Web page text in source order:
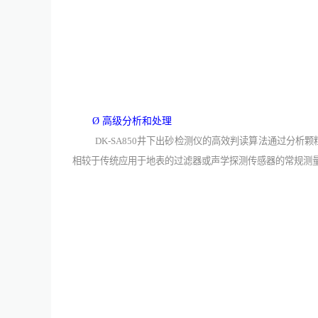
Ø ⾼级分析和处理
DK-SA850井下出砂检测仪的高效判读算法通过分析
相较于传统应用于地表的过滤器或声学探测传感器的常规测